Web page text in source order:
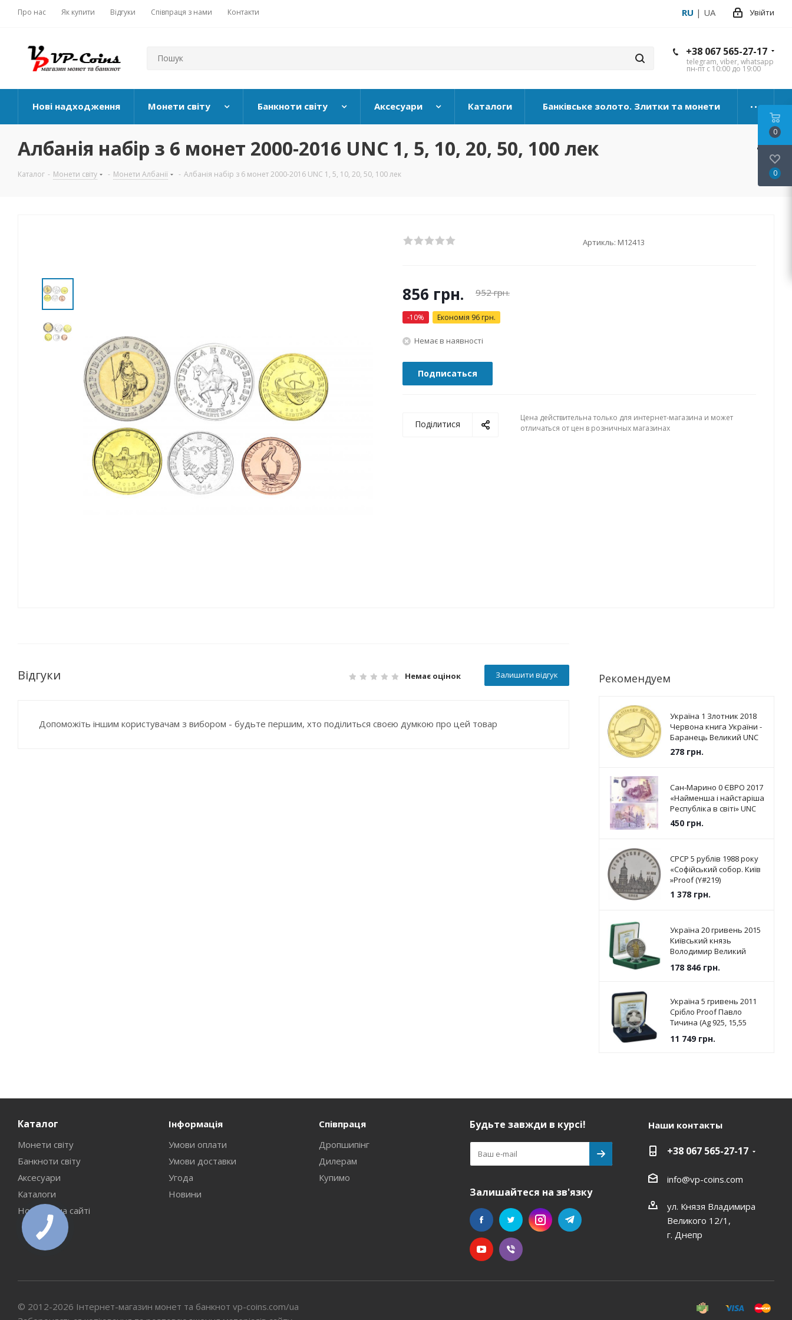
Про нас Як купити Відгуки Співпраця з нами Контакти Увійти
RU | UA
+38 067 565-27-17
telegram, viber, whatsapp
пн-пт с 10:00 до 19:00
Нові надходження Монети світу Банкноти світу Аксесуари Каталоги Банківське золото. Злитки та монети
Албанія набір з 6 монет 2000-2016 UNC 1, 5, 10, 20, 50, 100 лек
Каталог - Монети світу - Монети Албанії - Албанія набір з 6 монет 2000-2016 UNC 1, 5, 10, 20, 50, 100 лек
Артикль: М12413
856 грн. 952грн.
-10% Економія 96 грн.
Немає в наявності
Подписаться
Поділитися
Цена действительна только для интернет-магазина и может
отличаться от цен в розничных магазинах
Відгуки Немає оцінок Залишити відгук
Допоможіть іншим користувачам з вибором - будьте першим, хто поділиться своєю думкою про цей товар
Рекомендуем
Україна 1 Злотник 2018
Червона книга України -
Баранець Великий UNC
278грн.
Сан-Марино 0 ЄВРО 2017
«Найменша і найстаріша
Республіка в світі» UNC
450грн.
СРСР 5 рублів 1988 року
«Софійський собор. Київ
»Proof (Y#219)
1 378грн.
Україна 20 гривень 2015
Київський князь
Володимир Великий
178 846грн.
Україна 5 гривень 2011
Срібло Proof Павло
Тичина (Ag 925, 15,55
11 749грн.
Каталог
Монети світу
Банкноти світу
Аксесуари
Каталоги
Новинки на сайті
Інформація
Умови оплати
Умови доставки
Угода
Новини
Співпраця
Дропшипінг
Дилерам
Купимо
Будьте завжди в курсі!
Залишайтеся на зв'язку
Наши контакты
+38 067 565-27-17
info@vp-coins.com
ул. Князя Владимира
Великого 12/1,
г. Днепр
© 2012-2026 Інтернет-магазин монет та банкнот vp-coins.com/ua
0
0